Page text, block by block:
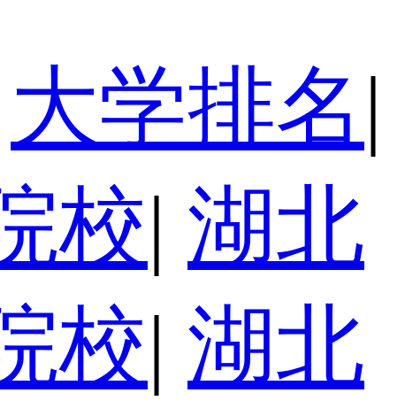
大学排名 |
校| 湖北
校| 湖北